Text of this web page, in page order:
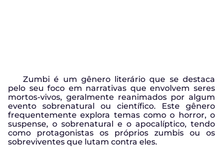
Zumbi é um gênero literário que se destaca
pelo seu foco em narrativas que envolvem seres
mortos-vivos, geralmente reanimados por algum
evento sobrenatural ou científico. Este gênero
frequentemente explora temas como o horror, o
suspense, o sobrenatural e o apocalíptico, tendo
como protagonistas os próprios zumbis ou os
sobreviventes que lutam contra eles.